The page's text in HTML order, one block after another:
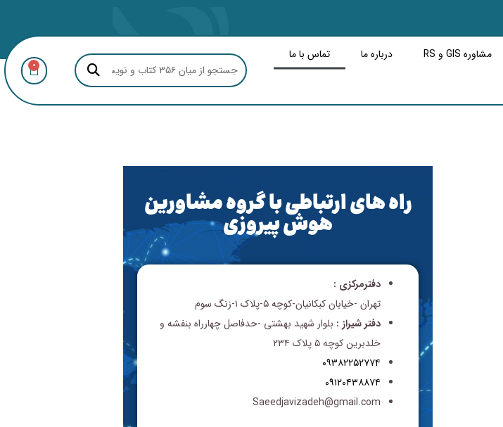
مشاوره GIS و RS درباره ما تماس با ما
0
راه های ارتباطی با گروه مشاورین
هوش پیروزی
دفترمركزى :
تهران -خیابان کبکانیان-کوچه ۵-پلاک ۱-زنگ سوم
دفتر شیراز : بلوار شهید بهشتی -حدفاصل چهارراه بنفشه و
خلدبرین کوچه ۵ پلاک ۲۳۴
۰۹۳۸۲۲۵۲۷۷۴
۰۹۱۲۰۴۳۸۸۷۴
Saeedjavizadeh@gmail.com